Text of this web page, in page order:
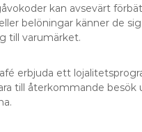
kan avsevärt
belöningar känner de
till varumärket.
erbjuda ett
till återkommande